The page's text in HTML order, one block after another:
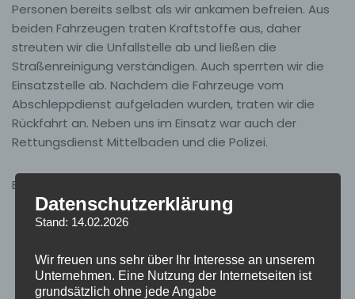
Personen bereits selbst als wir ankamen befreien. Aus
beiden Fahrzeugen traten Kraftstoffe aus, daher
streuten wir die Unfallstelle ab und ließen die
Straßenreinigung verständigen. Auch sperrten wir die
Einsatzstelle ab. Nachdem die Fahrzeuge vom
Abschleppdienst aufgeladen wurden, traten wir die
Rückfahrt an. Neben uns im Einsatz war auch der
Rettungsdienst Mittelbaden und die Polizei.
Einsatzende am 28.04.2025 um 12:06 Uhr
Datenschutzerklärung
Stand: 14.02.2026
Wir freuen uns sehr über Ihr Interesse an unserem
Unternehmen. Eine Nutzung der Internetseiten ist
grundsätzlich ohne jede Angabe